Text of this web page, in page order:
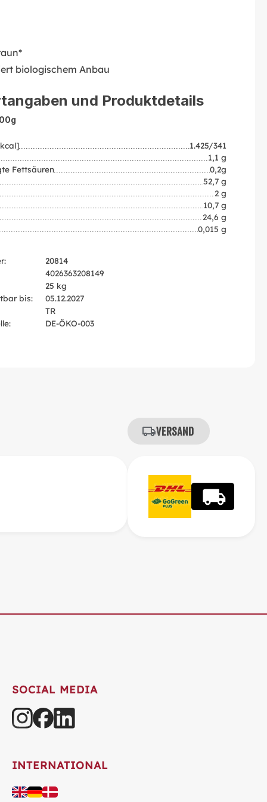
biologischem Anbau
und Produktdetails
1.425/341
1,1 g
Fettsäuren
0,2g
52,7 g
2 g
10,7 g
24,6 g
0,015 g
20814
4026363208149
25 kg
bis:
05.12.2027
TR
DE-ÖKO-003
Versand
SOCIAL MEDIA
INTERNATIONAL